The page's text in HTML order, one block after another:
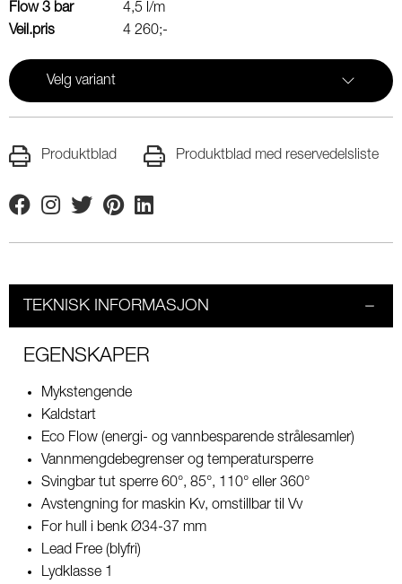
Flow 3 bar
4,5 l/m
Veil.pris
4 260;-
Velg variant
Produktblad Produktblad med reservedelsliste
FacebookInstagram
TwitterPinterestLinkedin
TEKNISK INFORMASJON
EGENSKAPER
Mykstengende
Kaldstart
Eco Flow (energi- og vannbesparende strålesamler)
Vannmengdebegrenser og temperatursperre
Svingbar tut sperre 60°, 85°, 110° eller 360°
Avstengning for maskin Kv, omstillbar til Vv
For hull i benk Ø34-37 mm
Lead Free (blyfri)
Lydklasse 1